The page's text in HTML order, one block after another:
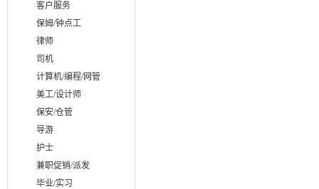
客户服务
保姆/钟点工
律师
司机
计算机/编程/网管
美工/设计师
保安/仓管
导游
护士
兼职促销/派发
毕业/实习